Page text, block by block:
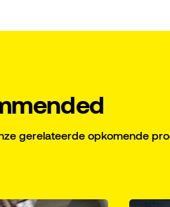
gerelateerde opkomende